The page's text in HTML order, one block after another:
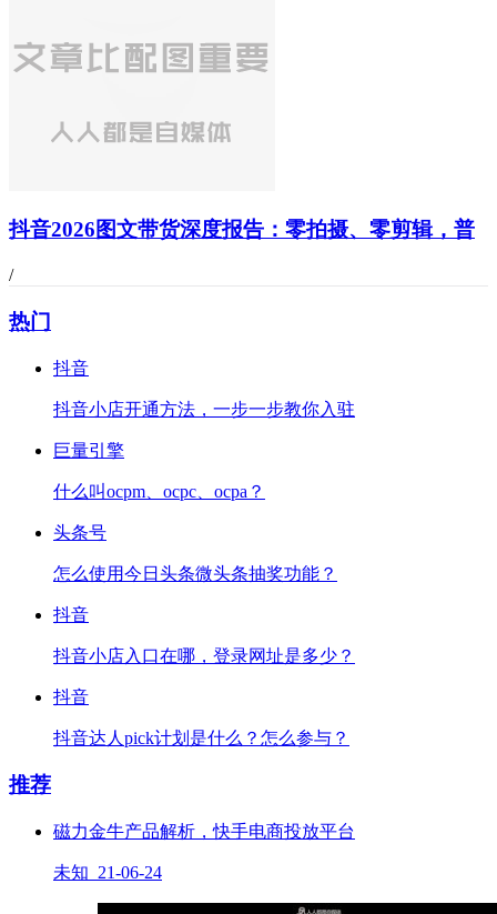
抖音2026图文带货深度报告：零拍摄、零剪辑，普
/
热门
抖音
抖音小店开通方法，一步一步教你入驻
巨量引擎
什么叫ocpm、ocpc、ocpa？
头条号
怎么使用今日头条微头条抽奖功能？
抖音
抖音小店入口在哪，登录网址是多少？
抖音
抖音达人pick计划是什么？怎么参与？
推荐
磁力金牛产品解析，快手电商投放平台
未知 21-06-24